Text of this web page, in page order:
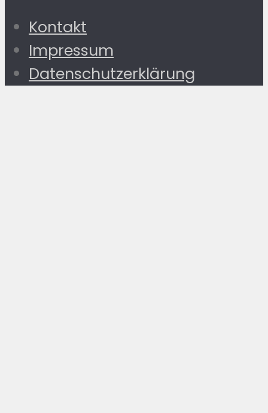
Kontakt
Impressum
Datenschutzerklärung